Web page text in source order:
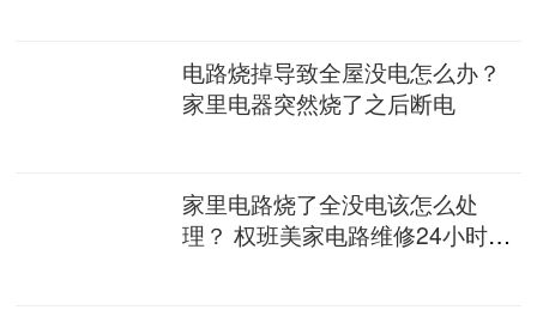
电路烧掉导致全屋没电怎么办？
家里电器突然烧了之后断电
家里电路烧了全没电该怎么处
理？ 权班美家电路维修24小时上